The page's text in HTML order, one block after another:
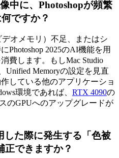
中に、Photoshopが頻繁
ですか？
オメモリ）不足、またはシ
Photoshop 2025のAI機能を用
費します。もしMac Studio
Unified Memoryの設定を見直
している他のアプリケーショ
環境であれば、 RTX 4090の
のGPUへのアップグレードが
した際に発生する「色被
正できますか？